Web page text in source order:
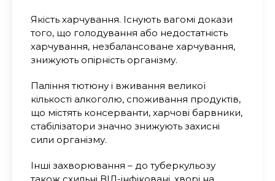
Якість харчування. Існують вагомі докази
того, що голодування або недостатність
харчування, незбалансоване харчування,
знижують опірність організму.
Паління тютюну і вживання великої
кількості алкоголю, споживання продуктів,
що містять консерванти, харчові барвники,
стабілізатори значно знижують захисні
сили організму.
Інші захворювання – до туберкульозу